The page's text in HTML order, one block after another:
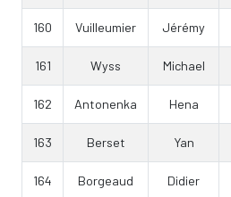
160 Vuilleumier Jérémy
161 Wyss Michael
162 Antonenka Hena
163 Berset Yan
164 Borgeaud Didier